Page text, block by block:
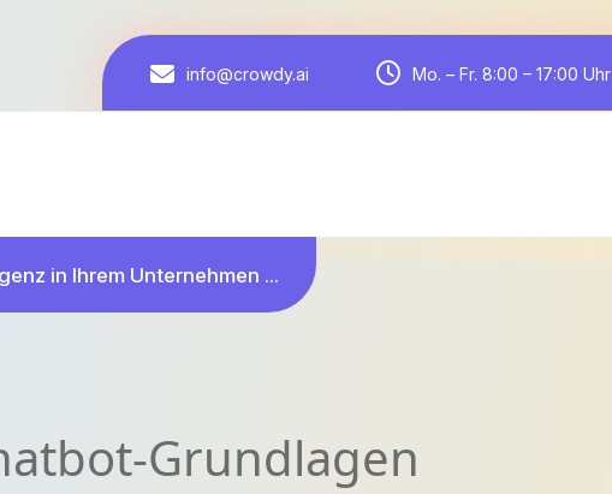
info@crowdy.ai Mo. – Fr. 8:00 – 17:00 Uhr
in Ihrem Unternehmen ...
Grundlagen